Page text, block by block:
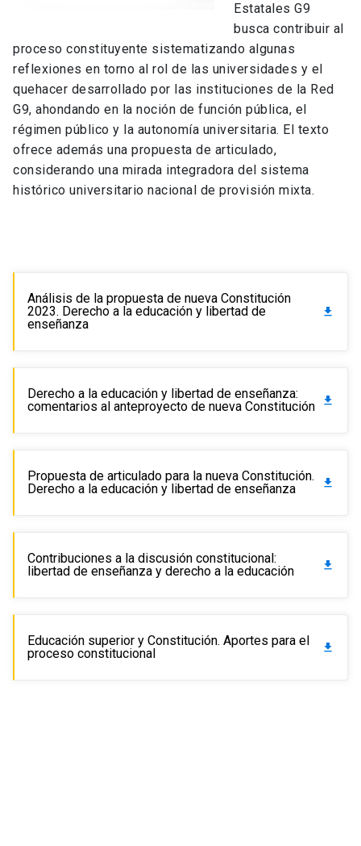
Estatales G9
busca contribuir al
proceso constituyente sistematizando algunas
reflexiones en torno al rol de las universidades y el
quehacer desarrollado por las instituciones de la Red
G9, ahondando en la noción de función pública, el
régimen público y la autonomía universitaria. El texto
ofrece además una propuesta de articulado,
considerando una mirada integradora del sistema
histórico universitario nacional de provisión mixta.
Análisis de la propuesta de nueva Constitución
2023. Derecho a la educación y libertad de
enseñanza
get_app
Derecho a la educación y libertad de enseñanza:
comentarios al anteproyecto de nueva Constitución
get_app
Propuesta de articulado para la nueva Constitución.
Derecho a la educación y libertad de enseñanza
get_app
Contribuciones a la discusión constitucional:
libertad de enseñanza y derecho a la educación
get_app
Educación superior y Constitución. Aportes para el
proceso constitucional
get_app